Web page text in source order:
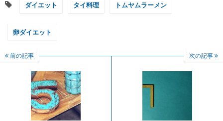
ダイエット タイ料理 トムヤムラーメン
卵ダイエット
前の記事 次の記事